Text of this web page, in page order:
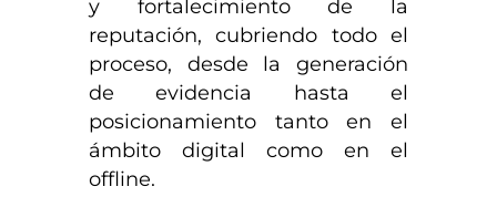
y fortalecimiento de la
reputación, cubriendo todo el
proceso, desde la generación
de evidencia hasta el
posicionamiento tanto en el
ámbito digital como en el
offline.